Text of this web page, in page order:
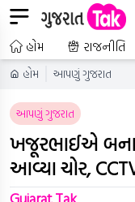
હોમ રાજનીતિ
હોમ આપણું ગુજરાત
આપણું ગુજરાત
ખજૂરભાઈએ
આવ્યા ચોર,